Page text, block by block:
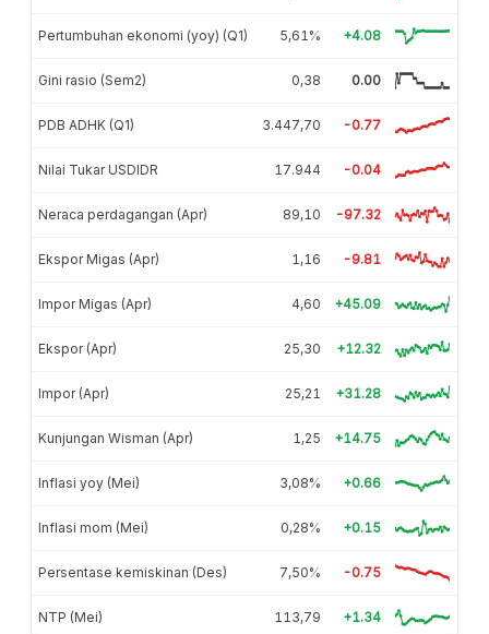
Pertumbuhan ekonomi (yoy) (Q1) 5,61% +4.08
Gini rasio (Sem2) 0,38 0.00
PDB ADHK (Q1) 3.447,70 -0.77
Nilai Tukar USDIDR 17.944 -0.04
Neraca perdagangan (Apr) 89,10 -97.32
Ekspor Migas (Apr) 1,16 -9.81
Impor Migas (Apr) 4,60 +45.09
Ekspor (Apr) 25,30 +12.32
Impor (Apr) 25,21 +31.28
Kunjungan Wisman (Apr) 1,25 +14.75
Inflasi yoy (Mei) 3,08% +0.66
Inflasi mom (Mei) 0,28% +0.15
Persentase kemiskinan (Des) 7,50% -0.75
NTP (Mei) 113,79 +1.34